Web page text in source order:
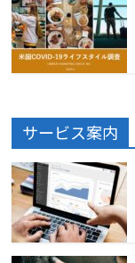
サービス案内